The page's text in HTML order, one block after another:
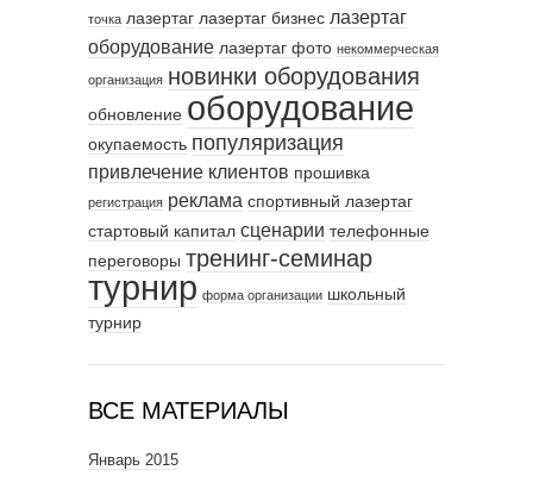
точка лазертаг лазертаг бизнес лазертаг
оборудование лазертаг фото некоммерческая
организация новинки оборудования
обновление оборудование
окупаемость популяризация
привлечение клиентов прошивка
регистрация реклама спортивный лазертаг
стартовый капитал сценарии телефонные
переговоры тренинг-семинар
турнир форма организации школьный
турнир
ВСЕ МАТЕРИАЛЫ
Январь 2015